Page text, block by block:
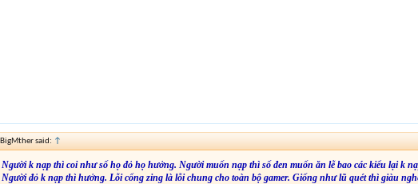
BigMther said: ↑
Người k nạp thì coi như số họ đỏ họ hưởng. Người muốn nạp thì số đen muốn ăn lễ bao các kiểu lại k
Người đỏ k nạp thì hưởng. Lỗi cổng zing là lỗi chung cho toàn bộ gamer. Giống như lũ quét thì giàu